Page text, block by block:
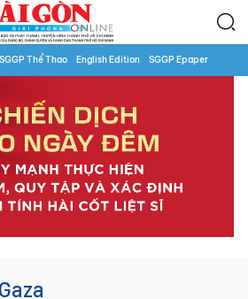
SGGP Thể Thao English Edition SGGP Epaper